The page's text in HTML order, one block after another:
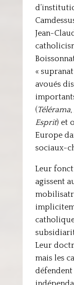
Jean-
«
avoués
(Télérama,
Esprit) et
Europe
sociaux-
Leur
agissent
Leur
mais les
défendent